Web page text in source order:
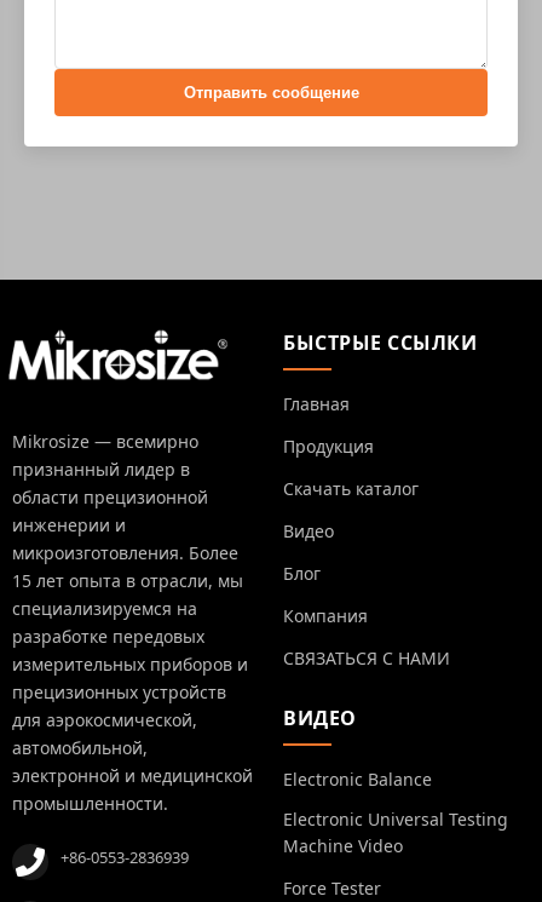
Отправить сообщение
Mikrosize — всемирно
признанный лидер в
области прецизионной
инженерии и
микроизготовления. Более
15 лет опыта в отрасли, мы
специализируемся на
разработке передовых
измерительных приборов и
прецизионных устройств
для аэрокосмической,
автомобильной,
электронной и медицинской
промышленности.
+86-0553-2836939
БЫСТРЫЕ ССЫЛКИ
Главная
Продукция
Скачать каталог
Видео
Блог
Компания
СВЯЗАТЬСЯ С НАМИ
ВИДЕО
Electronic Balance
Electronic Universal Testing
Machine Video
Force Tester